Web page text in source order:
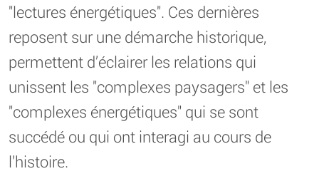
"lectures énergétiques". Ces dernières
reposent sur une démarche historique,
permettent d’éclairer les relations qui
unissent les "complexes paysagers" et les
"complexes énergétiques" qui se sont
succédé ou qui ont interagi au cours de
l’histoire.